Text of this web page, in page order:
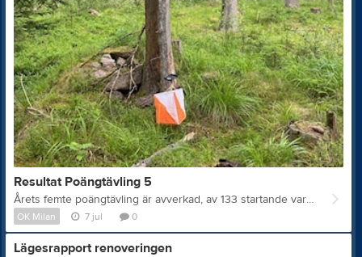
Resultat Poängtävling 5
Årets femte poängtävling är avverkad, av 133 startande var det 28 milan-medlemmar. Resultat Livelox
OK Milan 7 jul 0
Lägesrapport renoveringen